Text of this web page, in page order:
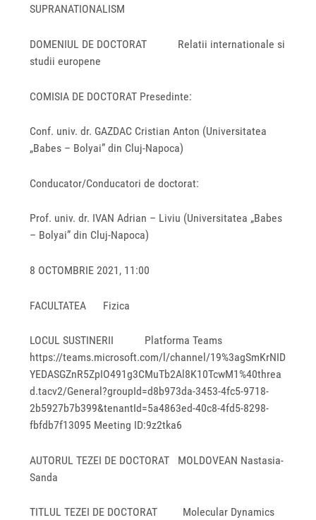
SUPRANATIONALISM
DOMENIUL DE DOCTORAT Relatii internationale si
studii europene
COMISIA DE DOCTORAT Presedinte:
Conf. univ. dr. GAZDAC Cristian Anton (Universitatea
„Babes – Bolyai” din Cluj-Napoca)
Conducator/Conducatori de doctorat:
Prof. univ. dr. IVAN Adrian – Liviu (Universitatea „Babes
– Bolyai” din Cluj-Napoca)
8 OCTOMBRIE 2021, 11:00
FACULTATEA Fizica
LOCUL SUSTINERII Platforma Teams
https://teams.microsoft.com/l/channel/19%3agSmKrNID
YEDASGZnR5ZpIO491g3CMuTb2Al8K10TcwM1%40threa
d.tacv2/General?groupId=d8b973da-3453-4fc5-9718-
2b5927b7b399&tenantId=5a4863ed-40c8-4fd5-8298-
fbfdb7f13095 Meeting ID:9z2tka6
AUTORUL TEZEI DE DOCTORAT MOLDOVEAN Nastasia-
Sanda
TITLUL TEZEI DE DOCTORAT Molecular Dynamics